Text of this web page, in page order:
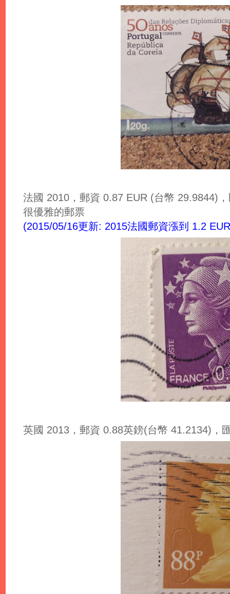
法國 2010，郵資 0.87 EUR (台幣 29.9844)
很優雅的郵票
(2015/05/16更新: 2015法國郵資漲到 1.2
英國 2013，郵資 0.88英鎊(台幣 41.2134)，